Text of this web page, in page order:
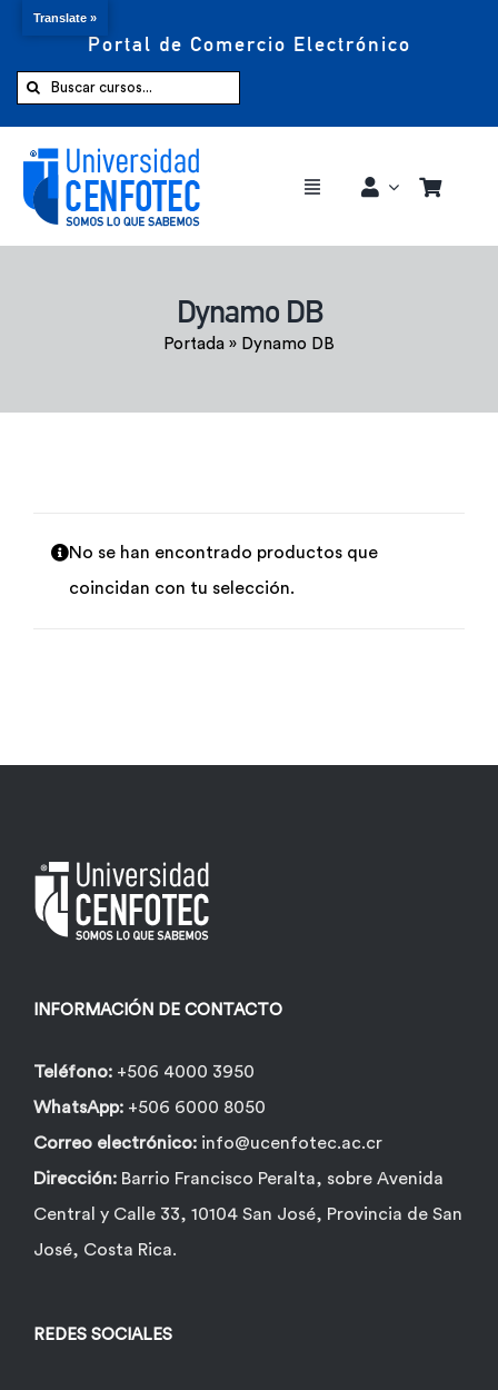
Portal de Comercio Electrónico
Buscar:
Toggle
Comprar ahora
Dynamo DB
Portada » Dynamo DB
No se han encontrado productos que
coincidan con tu selección.
INFORMACIÓN DE CONTACTO
Teléfono: +506 4000 3950
WhatsApp: +506 6000 8050
Correo electrónico: info@ucenfotec.ac.cr
Dirección: Barrio Francisco Peralta, sobre Avenida
Central y Calle 33, 10104 San José, Provincia de San
José, Costa Rica.
REDES SOCIALES
Translate »